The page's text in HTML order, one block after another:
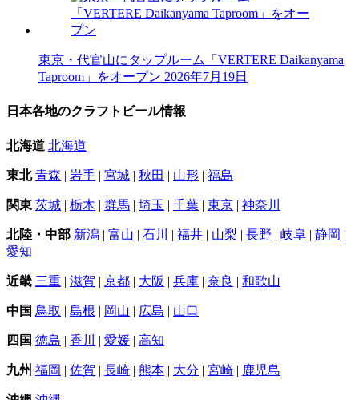
東京・代官山にタップルーム「VERTERE Daikanyama
Taproom」をオープン 2026年7月19日
日本各地のクラフトビール情報
北海道 北海道
東北 青森 | 岩手 | 宮城 | 秋田 | 山形 | 福島
関東 茨城 | 栃木 | 群馬 | 埼玉 | 千葉 | 東京 | 神奈川
北陸・中部 新潟 | 富山 | 石川 | 福井 | 山梨 | 長野 | 岐阜 | 静岡 |
愛知
近畿 三重 | 滋賀 | 京都 | 大阪 | 兵庫 | 奈良 | 和歌山
中国 鳥取 | 島根 | 岡山 | 広島 | 山口
四国 徳島 | 香川 | 愛媛 | 高知
九州 福岡 | 佐賀 | 長崎 | 熊本 | 大分 | 宮崎 | 鹿児島